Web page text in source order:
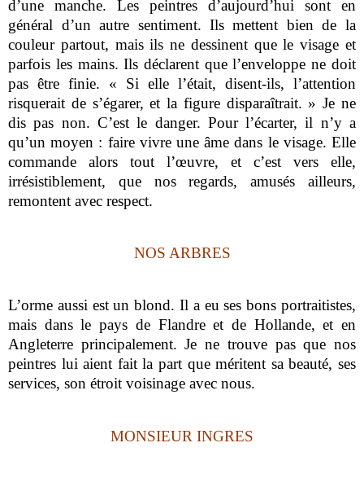
d’une manche. Les peintres d’aujourd’hui sont en
général d’un autre sentiment. Ils mettent bien de la
couleur partout, mais ils ne dessinent que le visage et
parfois les mains. Ils déclarent que l’enveloppe ne doit
pas être finie. « Si elle l’était, disent-ils, l’attention
risquerait de s’égarer, et la figure disparaîtrait. » Je ne
dis pas non. C’est le danger. Pour l’écarter, il n’y a
qu’un moyen : faire vivre une âme dans le visage. Elle
commande alors tout l’œuvre, et c’est vers elle,
irrésistiblement, que nos regards, amusés ailleurs,
remontent avec respect.
NOS ARBRES
L’orme aussi est un blond. Il a eu ses bons portraitistes,
mais dans le pays de Flandre et de Hollande, et en
Angleterre principalement. Je ne trouve pas que nos
peintres lui aient fait la part que méritent sa beauté, ses
services, son étroit voisinage avec nous.
MONSIEUR INGRES